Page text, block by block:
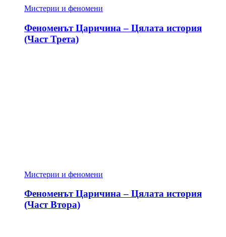
Мистерии и феномени
Феноменът Царичина – Цялата история
(Част Трета)
Мистерии и феномени
Феноменът Царичина – Цялата история
(Част Втора)